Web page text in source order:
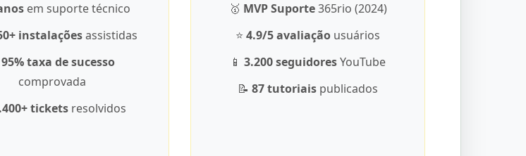
em suporte técnico
instalaçõesassistidas
95% taxa de sucesso
comprovada
ticketsresolvidos
🥇 MVP Suporte365rio (2024)
⭐4.9/5 avaliação usuários
📱3.200 seguidoresYouTube
📝87 tutoriais publicados